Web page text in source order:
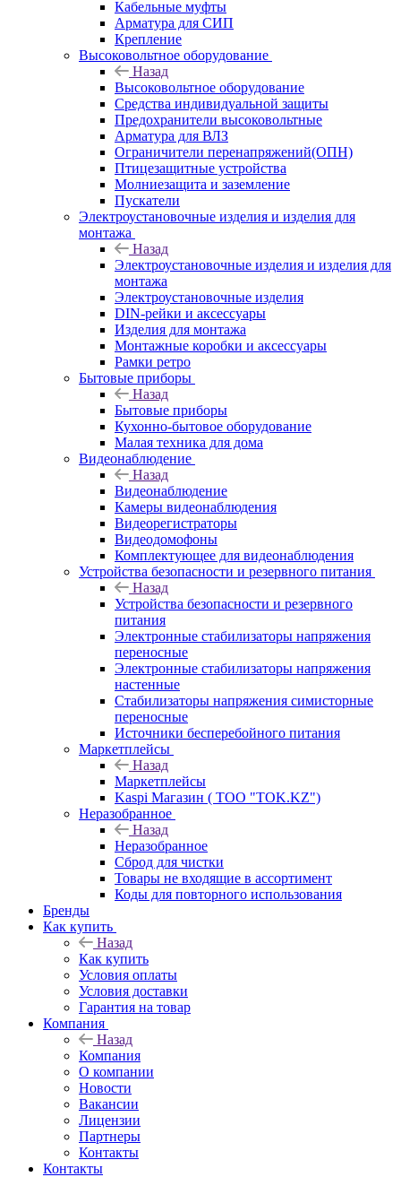
Кабельные муфты
Арматура для СИП
Крепление
Высоковольтное оборудование
Назад
Высоковольтное оборудование
Средства индивидуальной защиты
Предохранители высоковольтные
Арматура для ВЛЗ
Ограничители перенапряжений(ОПН)
Птицезащитные устройства
Молниезащита и заземление
Пускатели
Электроустановочные изделия и изделия для
монтажа
Назад
Электроустановочные изделия и изделия для
монтажа
Электроустановочные изделия
DIN-рейки и аксессуары
Изделия для монтажа
Монтажные коробки и аксессуары
Рамки ретро
Бытовые приборы
Назад
Бытовые приборы
Кухонно-бытовое оборудование
Малая техника для дома
Видеонаблюдение
Назад
Видеонаблюдение
Камеры видеонаблюдения
Видеорегистраторы
Видеодомофоны
Комплектующее для видеонаблюдения
Устройства безопасности и резервного питания
Назад
Устройства безопасности и резервного
питания
Электронные стабилизаторы напряжения
переносные
Электронные стабилизаторы напряжения
настенные
Стабилизаторы напряжения симисторные
переносные
Источники бесперебойного питания
Маркетплейсы
Назад
Маркетплейсы
Kaspi Магазин ( ТОО "TOK.KZ")
Неразобранное
Назад
Неразобранное
Сброд для чистки
Товары не входящие в ассортимент
Коды для повторного использования
Бренды
Как купить
Назад
Как купить
Условия оплаты
Условия доставки
Гарантия на товар
Компания
Назад
Компания
О компании
Новости
Вакансии
Лицензии
Партнеры
Контакты
Контакты